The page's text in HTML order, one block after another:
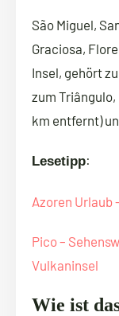
São Miguel,
Graciosa,
Insel, gehört
zum Triângulo,
km entfernt)
Lesetipp:
Azoren Urlaub
Pico –
Vulkaninsel
Wie ist